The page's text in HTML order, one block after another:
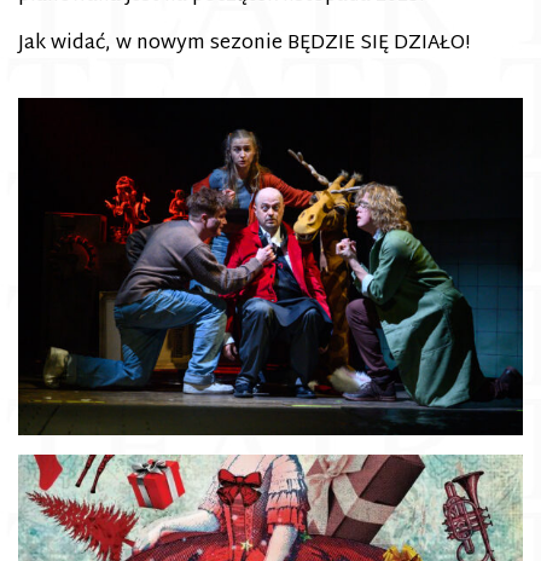
Jak widać, w nowym sezonie BĘDZIE SIĘ DZIAŁO!